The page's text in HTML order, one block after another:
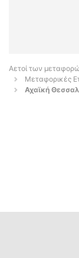
Αετοί των
Μεταφορικές
Αχαϊκή